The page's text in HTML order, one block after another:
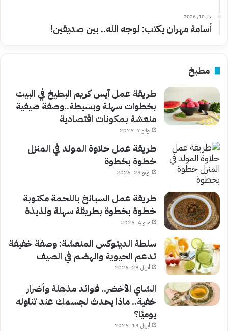
يناير 10, 2026
أسامة مهران يكتب: لوجه الله.. بين صديقين!
مطبخ
طريقة عمل آيس كريم البطيخ في البيت
بخطوات سهلة وبسيطة..وصفة صيفية
منعشة بمكونات اقتصادية
يوليو 7, 2026
طريقة عمل حلاوة المولد في المنزل
خطوة بخطوة
يونيو 29, 2026
طريقة عمل السبانخ باللحمة مكتوبة
خطوة بخطوة بطريقة سهلة ولذيذة
مايو 4, 2026
سلطة الديتوكس المنعشة: وصفة خفيفة
تدعم الحيوية والهضم في الصيف
أبريل 28, 2026
الشاي الأخضر.. فوائد مذهلة وأضرار
خفية.. ماذا يحدث لجسمك عند تناوله
يوميًا؟
أبريل 13, 2026